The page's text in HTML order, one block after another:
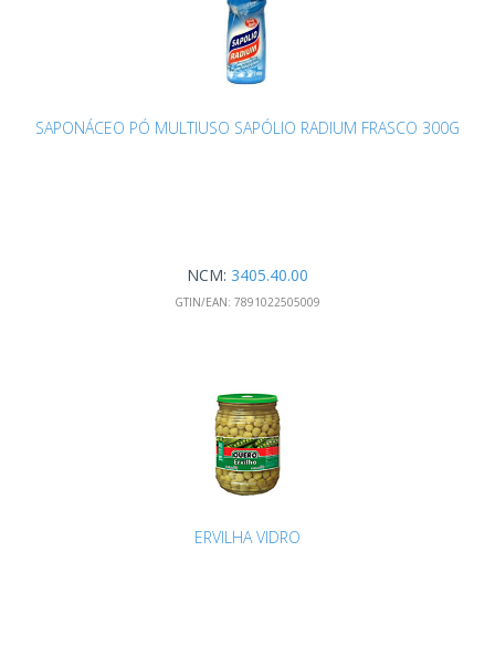
SAPONÁCEO PÓ MULTIUSO SAPÓLIO RADIUM FRASCO 300G
NCM: 3405.40.00
GTIN/EAN: 7891022505009
ERVILHA VIDRO